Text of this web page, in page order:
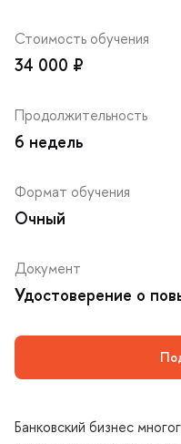
Стоимость обучения
34 000 ₽
Продолжительность
6 недель
Формат обучения
Очный
Документ
Удостоверение о
Банковский бизнес